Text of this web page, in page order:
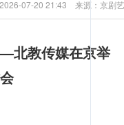
2026-07-20 21:43 来源：京剧
北教传媒在京举